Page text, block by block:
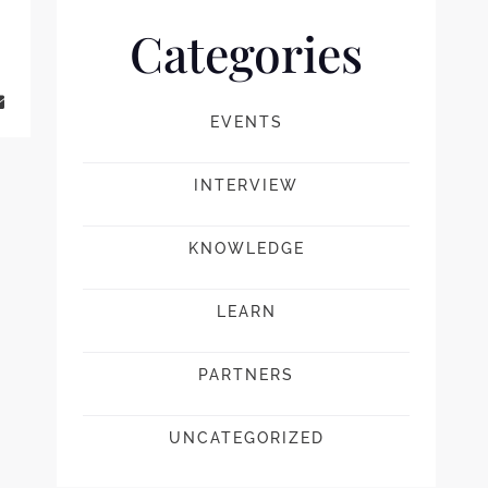
Categories
EVENTS
INTERVIEW
KNOWLEDGE
LEARN
PARTNERS
UNCATEGORIZED